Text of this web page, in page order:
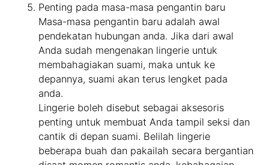
Penting pada masa-masa pengantin baru
Masa-masa pengantin baru adalah awal
pendekatan hubungan anda. Jika dari awal
Anda sudah mengenakan lingerie untuk
membahagiakan suami, maka untuk ke
depannya, suami akan terus lengket pada
anda.
Lingerie boleh disebut sebagai aksesoris
penting untuk membuat Anda tampil seksi dan
cantik di depan suami. Belilah lingerie
beberapa buah dan pakailah secara bergantian